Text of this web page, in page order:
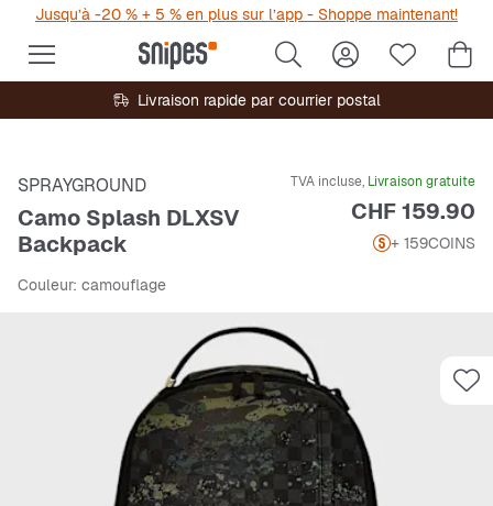
Jusqu’à -20 % + 5 % en plus sur l’app - Shoppe maintenant!
Livraison rapide par courrier postal
SPRAYGROUND
Camo Splash DLXSV
Backpack
TVA incluse, Livraison gratuite
Prix
CHF 159.90
+ 159COINS
Couleur: camouflage